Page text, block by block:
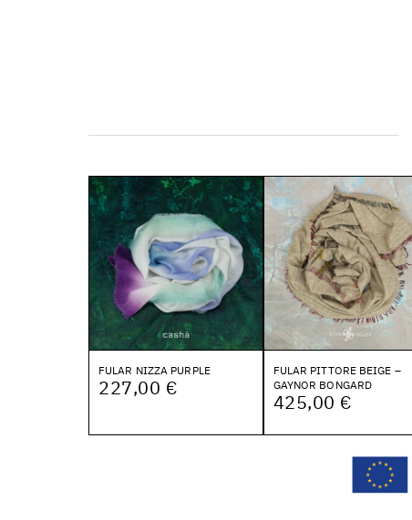
FULAR NIZZA PURPLE
227,00 €
FULAR PITTORE BEIGE –
GAYNOR BONGARD
425,00 €